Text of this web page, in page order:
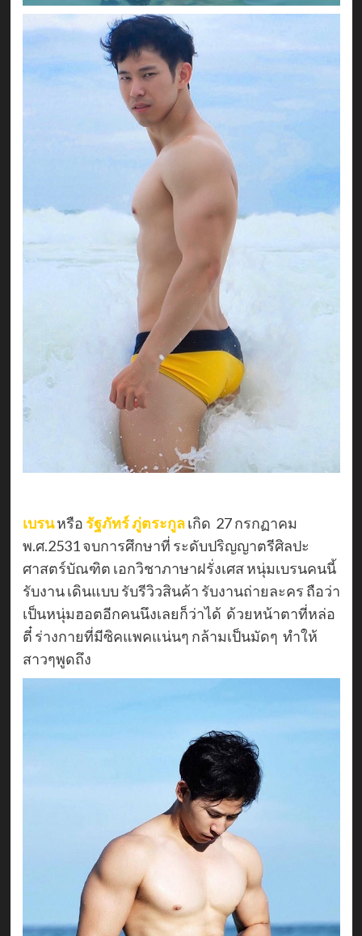
เบรน หรือ รัฐภัทร์ ภู่ตระกูลเกิด 27 กรกฏาคม
พ.ศ.2531 จบการศึกษาที่ ระดับปริญญาตรีศิลปะ
ศาสตร์บัณฑิต เอกวิชาภาษาฝรั่งเศส หนุ่มเบรนคนนี้
รับงาน เดินแบบ รับรีวิวสินค้า รับงานถ่ายละคร ถือว่า
เป็นหนุ่มฮอตอีกคนนึงเลยก็ว่าได้ ด้วยหน้าตาที่หล่อ
ตี๋ ร่างกายที่มีซิคแพคแน่นๆ กล้ามเป็นมัดๆ ทำให้
สาวๆพูดถึง